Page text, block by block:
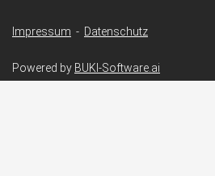
Impressum - Datenschutz
Powered by BUKI-Software.ai